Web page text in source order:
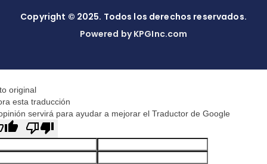
Copyright © 2025. Todos los derechos reservados.
Powered by KPGInc.com
original
esta traducción
servirá para ayudar a mejorar el Traductor de Google